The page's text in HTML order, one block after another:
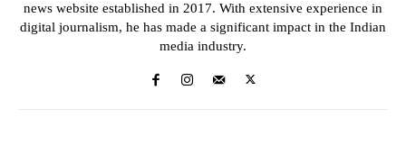
news website established in 2017. With extensive experience in
digital journalism, he has made a significant impact in the Indian
media industry.